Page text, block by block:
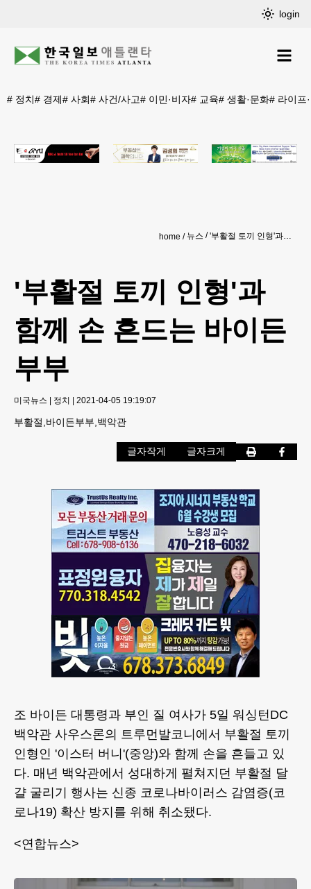
login
# 정치# 경제# 사회# 사건/사고# 이민·비자# 교육# 생활·문화# 라이프
home 뉴스 '부활절 토끼 인형'과 함께 손 흔드는 바이든 부부
'부활절 토끼 인형'과
함께 손 흔드는 바이든
부부
미국뉴스 | 정치 | 2021-04-05 19:19:07
부활절,바이든부부,백악관
글자작게 글자크게
조 바이든 대통령과 부인 질 여사가 5일 워싱턴DC
백악관 사우스론의 트루먼발코니에서 부활절 토끼
인형인 '이스터 버니'(중앙)와 함께 손을 흔들고 있
다. 매년 백악관에서 성대하게 펼쳐지던 부활절 달
걀 굴리기 행사는 신종 코로나바이러스 감염증(코
로나19) 확산 방지를 위해 취소됐다.
<연합뉴스>